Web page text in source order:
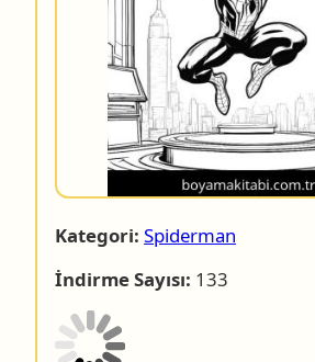
Kategori: Spiderman
İndirme Sayısı: 133
Dosyanın indirilmesine 4 saniye.